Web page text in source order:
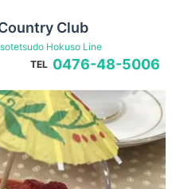
Club
Hokuso Line
TEL 0476-48-5006